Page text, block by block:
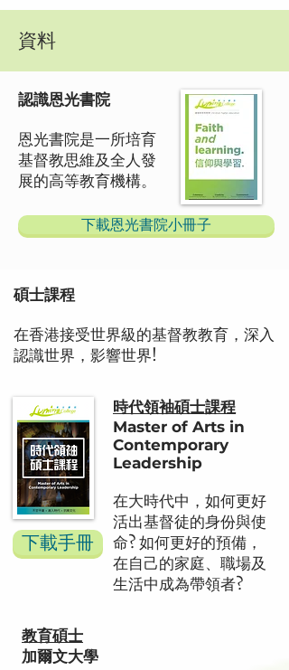
資料
認識恩光書院
恩光書院是一所培育
基督教思維及全人發
展的高等教育機構。
下載恩光書院小冊子
碩士課程
在香港接受世界級的基督教教育，深入
認識世界，影響世界!
下載手冊
時代領袖碩士課程
Master of Arts in
Contemporary
Leadership
在大時代中，如何更好
活出基督徒的身份與使
命? 如何更好的預備，
在自己的家庭、職場及
生活中成為帶領者?
教育碩士
加爾文大學